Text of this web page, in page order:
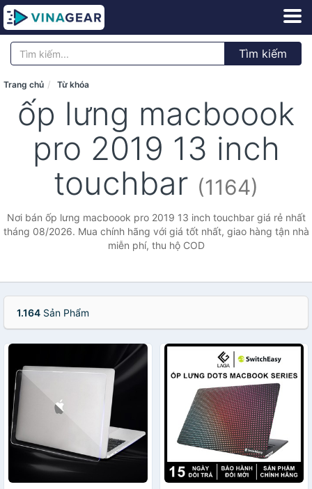
Tìm kiếm
Trang chủ Từ khóa
ốp lưng macboook
pro 2019 13 inch
touchbar (1164)
Nơi bán ốp lưng macboook pro 2019 13 inch touchbar giá rẻ nhất
tháng 08/2026. Mua chính hãng với giá tốt nhất, giao hàng tận nhà
miễn phí, thu hộ COD
1.164 Sản Phẩm